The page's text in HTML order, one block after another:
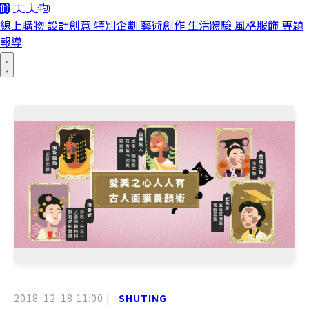
線上購物 設計創意 特別企劃 藝術創作 生活體驗 風格服飾 專題
報導
2018-12-18 11:00 | SHUTING